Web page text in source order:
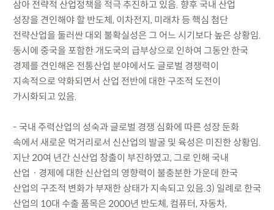
삼아 전략적 산업정책을 적극 추진하고 있음. 향후 국내 산업
성장을 견인해야 할 반도체, 이차전지, 미래차 등 핵심 첨단
전략산업을 둘러싼 대외 불확실성은 그 어느 시기보다 높은 상황임.
동시에 중국을 포함한 개도국의 급부상으로 인하여 그동안 한국
경제를 견인해온 전통산업 분야에서도 글로벌 경쟁력이
지속적으로 약화되면서 산업 전반에 대한 구조적 도전이
가시화되고 있음.
- 국내 주력산업의 성숙과 글로벌 경쟁 심화에 따른 성장 둔화
속에서 새로운 먹거리로서 신산업의 발굴 및 육성은 미진한 상황임.
지난 20여 년간 신산업 창출이 부진하였고, 그로 인해 국내
산업ㆍ경제에 대한 신산업의 영향력이 불충분한 가운데 한국
산업의 구조적 변화가 부재한 상태가 지속되고 있음.3) 일례로 한국
산업의 10대 수출 품목은 2000년 반도체, 컴퓨터, 자동차,